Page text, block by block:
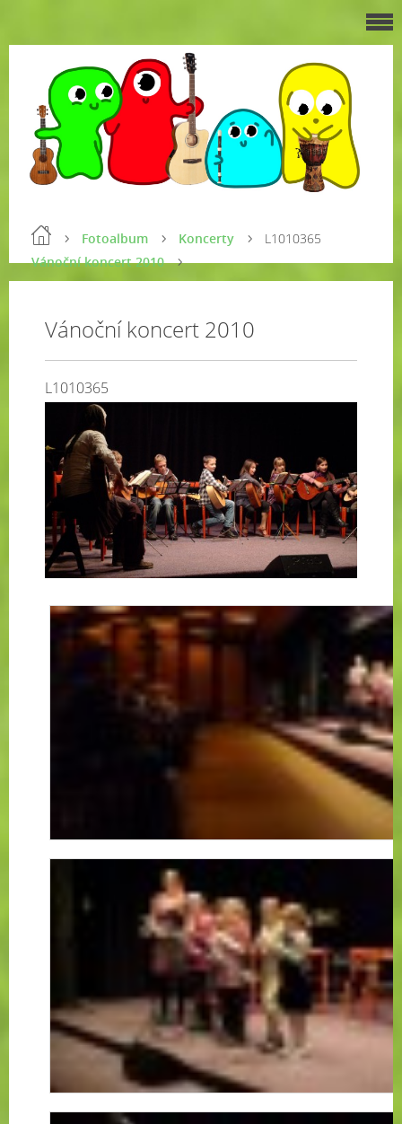
Fotoalbum
Koncerty
Vánoční koncert 2010
L1010365
Vánoční koncert 2010
L1010365